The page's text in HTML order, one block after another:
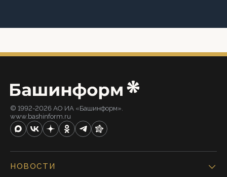
© 1992-2026 АО ИА «Башинформ».
www.bashinform.ru
НОВОСТИ